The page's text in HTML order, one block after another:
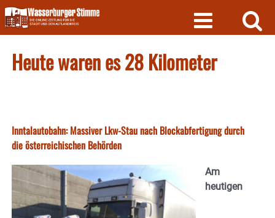
Skip
to
content
Heute waren es 28 Kilometer
Inntalautobahn: Massiver Lkw-Stau nach Blockabfertigung durch
die österreichischen Behörden
Am
heutigen